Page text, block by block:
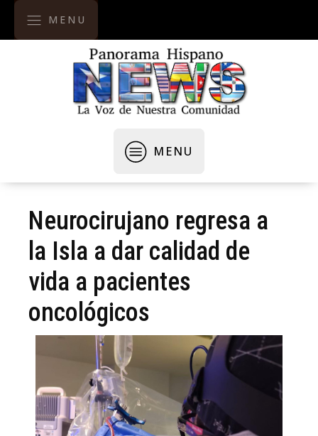
MENU
MENU
Neurocirujano regresa a
la Isla a dar calidad de
vida a pacientes
oncológicos